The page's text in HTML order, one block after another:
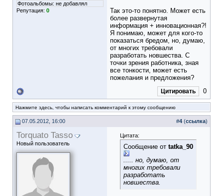
Фотоальбомы: не добавлял
Репутация: 0
Так это-то понятно. Может есть
более развернутая
информация + инновационная?!
Я понимаю, может для кого-то
показаться бредом, но, думаю,
от многих требовали
разработать новшества. С
точки зрения работника, зная
все тонкости, может есть
пожелания и предложения?
Цитировать 0
Нажмите здесь, чтобы написать комментарий к этому сообщению
07.05.2012, 16:00 #4 (ссылка)
Torquato Tasso
Новый пользователь
Цитата:
Сообщение от tatka_90
..... но, думаю, от
многих требовали
разработать
новшества.